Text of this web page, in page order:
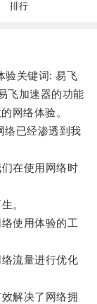
排行
关键词: 易飞
飞加速器的功能
网络体验。
已经渗透到我
在使用网络时
。
使用体验的工
流量进行优化
解决了网络拥